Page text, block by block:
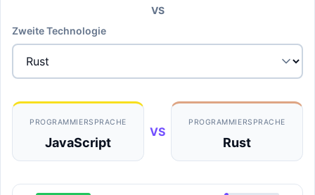
VS
Zweite Technologie
PROGRAMMIERSPRACHE
JavaScript
VS
PROGRAMMIERSPRACHE
Rust